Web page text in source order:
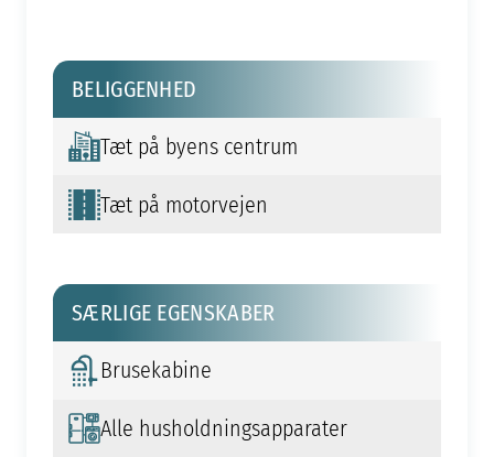
BELIGGENHED
Tæt på byens centrum
Tæt på motorvejen
SÆRLIGE EGENSKABER
Brusekabine
Alle husholdningsapparater